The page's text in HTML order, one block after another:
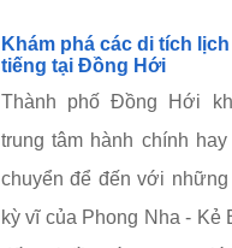
Khám phá các di tích
tiếng tại Đồng Hới
Thành phố Đồng Hới
trung tâm hành chính
chuyển để đến với những
kỳ vĩ của Phong Nha - Kẻ